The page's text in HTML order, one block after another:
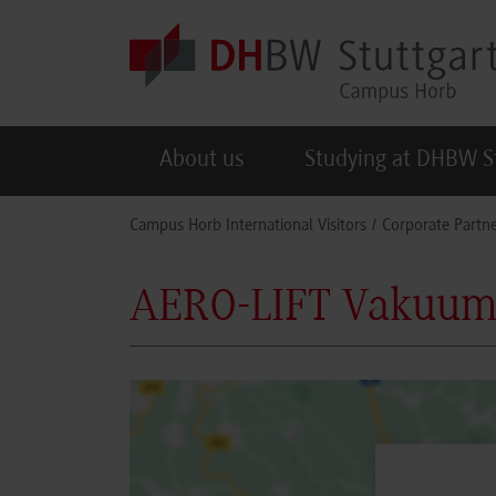
About us Studying at DHBW
Campus Horb International Visitors Corporate
AERO-LIFT